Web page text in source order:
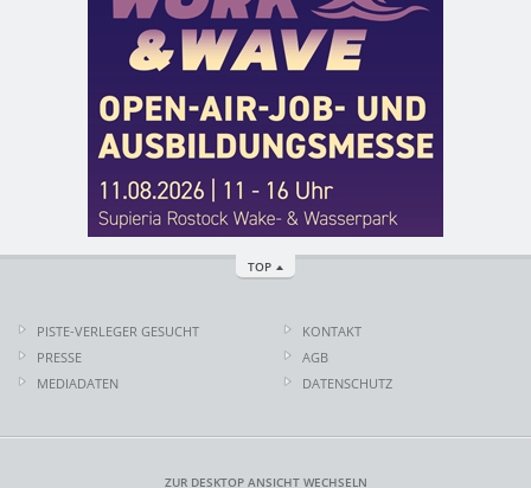
TOP
PISTE-VERLEGER GESUCHT
PRESSE
MEDIADATEN
KONTAKT
AGB
DATENSCHUTZ
ZUR DESKTOP ANSICHT WECHSELN